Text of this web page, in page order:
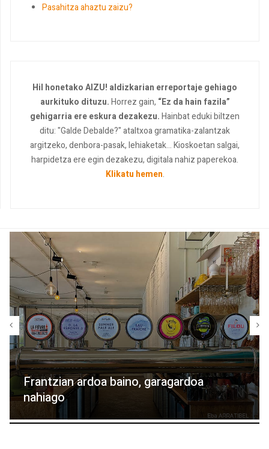
Pasahitza ahaztu zaizu?
Hil honetako AIZU! aldizkarian erreportaje gehiago
aurkituko dituzu.Horrez gain, “Ez da hain fazila”
gehigarria ere eskura dezakezu.Hainbat eduki biltzen
ditu: "Galde Debalde?" ataltxoa gramatika-zalantzak
argitzeko, denbora-pasak, lehiaketak... Kioskoetan salgai,
harpidetza ere egin dezakezu, digitala nahiz paperekoa.
Klikatu hemen.
Frantzian ardoa baino, garagardoa
nahiago